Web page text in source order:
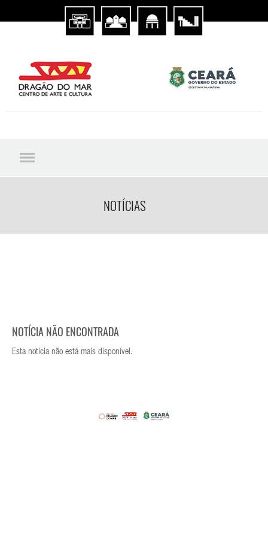
NOTÍCIAS
NOTÍCIA NÃO ENCONTRADA
Esta notícia não está mais disponível.